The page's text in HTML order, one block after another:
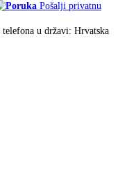
Pošalji privatnu
u državi: Hrvatska